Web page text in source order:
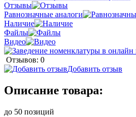
Отзывы
Равнозначные аналоги
Наличие
Файлы
Видео
Отзывов: 0
Добавить отзыв
Описание товара:
до 50 позиций